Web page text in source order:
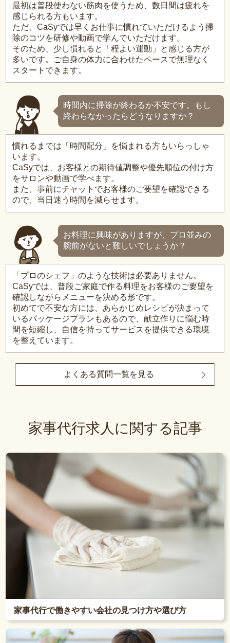
最初は普段使わない筋肉を使うため、数日間は疲れを
感じられる方もいます。
ただ、CaSyでは早くお仕事に慣れていただけるよう掃
除のコツを研修や動画で学んでいただけます。
そのため、少し慣れると「程よい運動」と感じる方が
多いです。ご自身の体力に合わせたペースで無理なく
スタートできます。
時間内に掃除が終わるか不安です。もし
終わらなかったらどうなりますか？
慣れるまでは「時間配分」を悩まれる方もいらっしゃ
います。
CaSyでは、お客様との期待値調整や優先順位の付け方
をサロンや動画で学べます。
また、事前にチャットでお客様のご要望を確認できる
ので、当日迷う時間を減らせます。
お料理に興味がありますが、プロ並みの
腕前がないと難しいでしょうか？
「プロのシェフ」のような技術は必要ありません。
CaSyでは、普段ご家庭で作る料理をお客様のご要望を
確認しながらメニューを決める形です。
初めてで不安な方には、あらかじめレシピが決まって
いるパッケージプランもあるので、献立作りに悩む時
間を短縮し、自信を持ってサービスを提供できる環境
を整えています。
よくある質問一覧を見る
家事代行求人に関する記事
家事代行で働きやすい会社の見つけ方や選び方